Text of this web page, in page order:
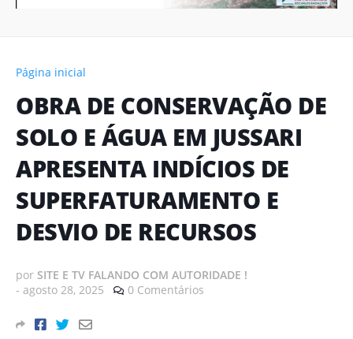
Página inicial
OBRA DE CONSERVAÇÃO DE
SOLO E ÁGUA EM JUSSARI
APRESENTA INDÍCIOS DE
SUPERFATURAMENTO E
DESVIO DE RECURSOS
por SITE E TV FALANDO COM AUTORIDADE !
- agosto 28, 2025 0 Comentários